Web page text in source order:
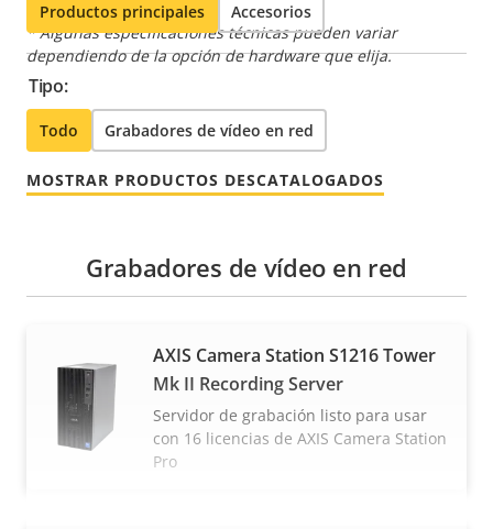
* Algunas especificaciones técnicas pueden variar
dependiendo de la opción de hardware que elija.
Productos principales Accesorios
Tipo:
Todo Grabadores de vídeo en red
MOSTRAR PRODUCTOS DESCATALOGADOS
Grabadores de vídeo en red
AXIS Camera Station S1216 Tower
Mk II Recording Server
Servidor de grabación listo para usar
con 16 licencias de AXIS Camera Station
Pro